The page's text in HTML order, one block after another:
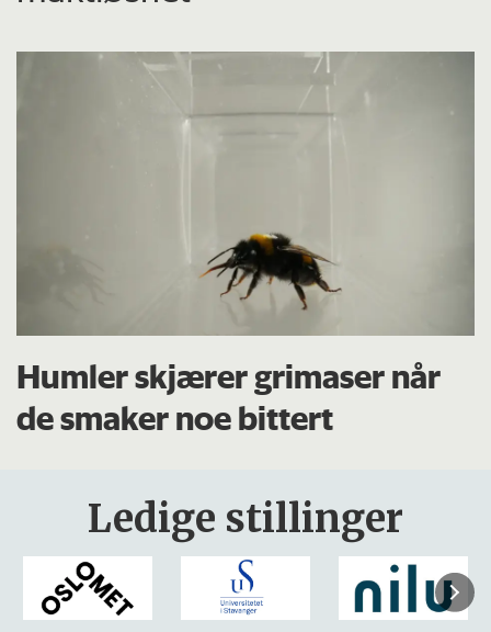
Humler skjærer grimaser når
de smaker noe bittert
Ledige stillinger